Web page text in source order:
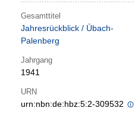
Gesamttitel
Jahresrückblick / Übach-
Palenberg
Jahrgang
1941
URN
urn:nbn:de:hbz:5:2-309532